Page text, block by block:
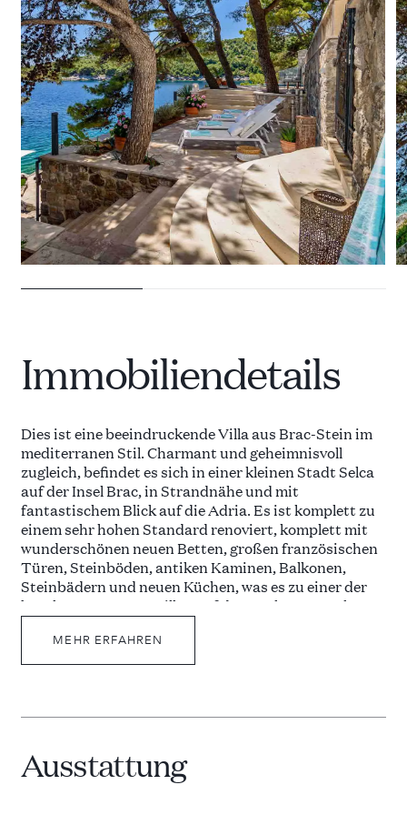
28 VILLEN ZU VERMIETEN
Immobiliendetails
Dies ist eine beeindruckende Villa aus Brac-Stein im
mediterranen Stil. Charmant und geheimnisvoll
zugleich, befindet es sich in einer kleinen Stadt Selca
auf der Insel Brac, in Strandnähe und mit
fantastischem Blick auf die Adria. Es ist komplett zu
einem sehr hohen Standard renoviert, komplett mit
wunderschönen neuen Betten, großen französischen
Türen, Steinböden, antiken Kaminen, Balkonen,
Steinbädern und neuen Küchen, was es zu einer der
begehrtesten Luxusvillen auf der Insel Brac macht.
Die Steinfassade fügt sich wunderbar in die
kroatische Küstenlandschaft ein. Die Möbel und das
unkompliziertes Aussehen verleiht.
Es gibt einen schönen Garten mit Lavendel, Pinien,
Palmen, Bougainvillea, Rosmarin, Geranien und vielen
MEHR ERFAHREN
Ausstattung